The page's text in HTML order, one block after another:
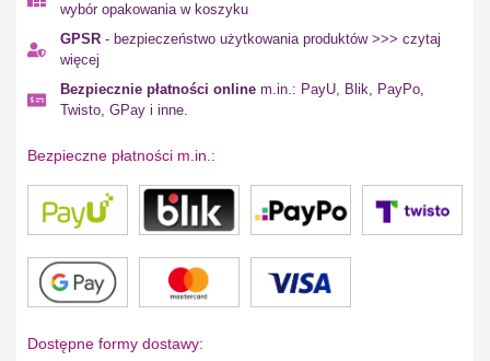
wybór opakowania w koszyku
GPSR - bezpieczeństwo użytkowania produktów >>> czytaj
więcej
Bezpiecznie płatności online m.in.: PayU, Blik, PayPo,
Twisto, GPay i inne.
Bezpieczne płatności m.in.:
Dostępne formy dostawy: